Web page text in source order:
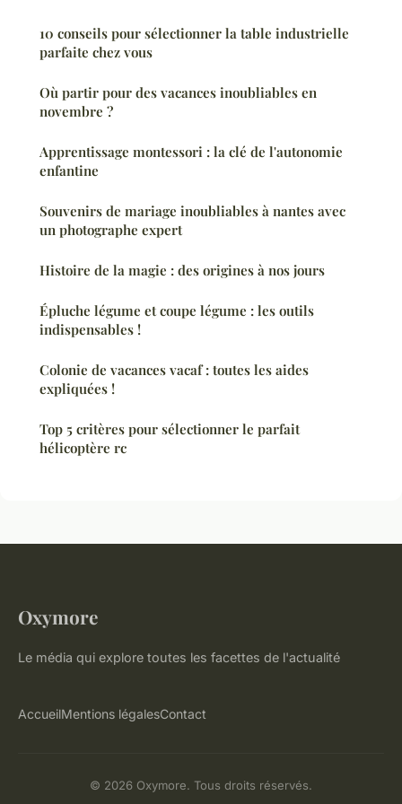
10 conseils pour sélectionner la table industrielle
parfaite chez vous
Où partir pour des vacances inoubliables en
novembre ?
Apprentissage montessori : la clé de l'autonomie
enfantine
Souvenirs de mariage inoubliables à nantes avec
un photographe expert
Histoire de la magie : des origines à nos jours
Épluche légume et coupe légume : les outils
indispensables !
Colonie de vacances vacaf : toutes les aides
expliquées !
Top 5 critères pour sélectionner le parfait
hélicoptère rc
Oxymore
Le média qui explore toutes les facettes de l'actualité
AccueilMentions légalesContact
© 2026 Oxymore. Tous droits réservés.